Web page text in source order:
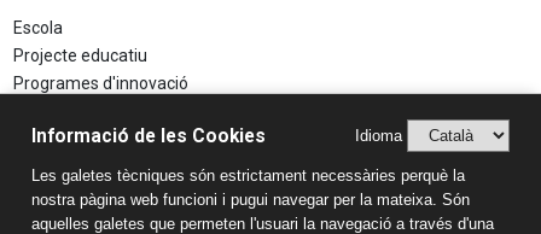
Escola
Projecte educatiu
Programes d'innovació
Aspectes Legals
Avís Legal
Política de Privacitat
Sistema Intern d’Informació (SIIF)
Informació de les Cookies Idioma
Les galetes tècniques són estrictament necessàries perquè la
nostra pàgina web funcioni i pugui navegar per la mateixa. Són
aquelles galetes que permeten l'usuari la navegació a través d'una